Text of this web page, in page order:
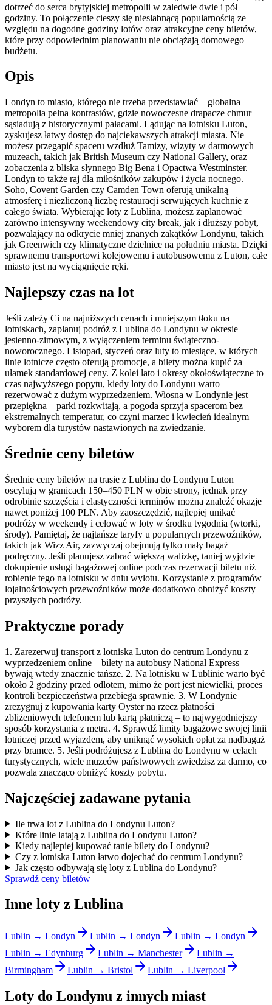
dotrzeć do serca brytyjskiej metropolii w zaledwie dwie i pół
godziny. To połączenie cieszy się niesłabnącą popularnością ze
względu na dogodne godziny lotów oraz atrakcyjne ceny biletów,
które przy odpowiednim planowaniu nie obciążają domowego
budżetu.
Opis
Londyn to miasto, którego nie trzeba przedstawiać – globalna
metropolia pełna kontrastów, gdzie nowoczesne drapacze chmur
sąsiadują z historycznymi pałacami. Lądując na lotnisku Luton,
zyskujesz łatwy dostęp do najciekawszych atrakcji miasta. Nie
możesz przegapić spaceru wzdłuż Tamizy, wizyty w darmowych
muzeach, takich jak British Museum czy National Gallery, oraz
zobaczenia z bliska słynnego Big Bena i Opactwa Westminster.
Londyn to także raj dla miłośników zakupów i życia nocnego.
Soho, Covent Garden czy Camden Town oferują unikalną
atmosferę i niezliczoną liczbę restauracji serwujących kuchnie z
całego świata. Wybierając loty z Lublina, możesz zaplanować
zarówno intensywny weekendowy city break, jak i dłuższy pobyt,
pozwalający na odkrycie mniej znanych zakątków Londynu, takich
jak Greenwich czy klimatyczne dzielnice na południu miasta. Dzięki
sprawnemu transportowi kolejowemu i autobusowemu z Luton, całe
miasto jest na wyciągnięcie ręki.
Najlepszy czas na lot
Jeśli zależy Ci na najniższych cenach i mniejszym tłoku na
lotniskach, zaplanuj podróż z Lublina do Londynu w okresie
jesienno-zimowym, z wyłączeniem terminu świąteczno-
noworocznego. Listopad, styczeń oraz luty to miesiące, w których
linie lotnicze często oferują promocje, a bilety można kupić za
ułamek standardowej ceny. Z kolei lato i okresy okołoświąteczne to
czas najwyższego popytu, kiedy loty do Londynu warto
rezerwować z dużym wyprzedzeniem. Wiosna w Londynie jest
przepiękna – parki rozkwitają, a pogoda sprzyja spacerom bez
ekstremalnych temperatur, co czyni marzec i kwiecień idealnym
wyborem dla turystów nastawionych na zwiedzanie.
Średnie ceny biletów
Średnie ceny biletów na trasie z Lublina do Londynu Luton
oscylują w granicach 150–450 PLN w obie strony, jednak przy
odrobinie szczęścia i elastyczności terminów można znaleźć okazje
nawet poniżej 100 PLN. Aby zaoszczędzić, najlepiej unikać
podróży w weekendy i celować w loty w środku tygodnia (wtorki,
środy). Pamiętaj, że najtańsze taryfy u popularnych przewoźników,
takich jak Wizz Air, zazwyczaj obejmują tylko mały bagaż
podręczny. Jeśli planujesz zabrać większą walizkę, taniej wyjdzie
dokupienie usługi bagażowej online podczas rezerwacji biletu niż
robienie tego na lotnisku w dniu wylotu. Korzystanie z programów
lojalnościowych przewoźników może dodatkowo obniżyć koszty
przyszłych podróży.
Praktyczne porady
1. Zarezerwuj transport z lotniska Luton do centrum Londynu z
wyprzedzeniem online – bilety na autobusy National Express
bywają wtedy znacznie tańsze. 2. Na lotnisku w Lublinie warto być
około 2 godziny przed odlotem, mimo że port jest niewielki, proces
kontroli bezpieczeństwa przebiega sprawnie. 3. W Londynie
zrezygnuj z kupowania karty Oyster na rzecz płatności
zbliżeniowych telefonem lub kartą płatniczą – to najwygodniejszy
sposób korzystania z metra. 4. Sprawdź limity bagażowe swojej linii
lotniczej przed wyjazdem, aby uniknąć wysokich opłat za nadbagaż
przy bramce. 5. Jeśli podróżujesz z Lublina do Londynu w celach
turystycznych, wiele muzeów państwowych zwiedzisz za darmo, co
pozwala znacząco obniżyć koszty pobytu.
Najczęściej zadawane pytania
Ile trwa lot z Lublina do Londynu Luton?
Które linie latają z Lublina do Londynu Luton?
Kiedy najlepiej kupować tanie bilety do Londynu?
Czy z lotniska Luton łatwo dojechać do centrum Londynu?
Jak często odbywają się loty z Lublina do Londynu?
Sprawdź ceny biletów
Inne loty z Lublina
Lublin → Londyn Lublin → Londyn
Lublin → Londyn
Lublin → Edynburg
Lublin → Manchester
Lublin →
Birmingham
Lublin → Bristol Lublin → Liverpool
Loty do Londynu z innych miast